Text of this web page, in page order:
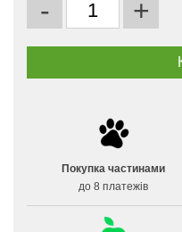
- +
Покупка частинами
до 8 платежів